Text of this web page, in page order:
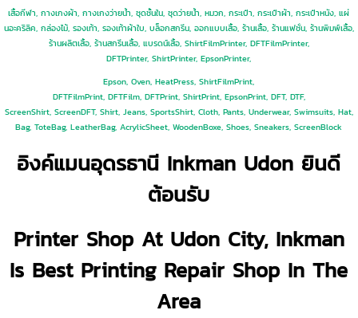
เสื้อกีฬา, กางเกงผ้า, กางเกงว่ายน้ำ, ชุดชั้นใน, ชุดว่ายน้ำ, หมวก, กระเป๋า, กระเป๋าผ้า, กระเป๋าหนัง, แผ่
นอะคริลิค, กล่องไม้, รองเท้า, รองเท้าผ้าใบ, บล็อกสกรีน, ออกแบบเสื้อ, ร้านเสื้อ, ร้านแฟชั่น, ร้านพิมพ์เสื้อ,
ร้านผลิตเสื้อ, ร้านสกรีนเสื้อ, แบรดน์เสื้อ, ShirtFilmPrinter, DFTFilmPrinter,
DFTPrinter, ShirtPrinter, EpsonPrinter,
Epson, Oven, HeatPress, ShirtFilmPrint,
DFTFilmPrint, DFTFilm, DFTPrint, ShirtPrint, EpsonPrint, DFT, DTF,
ScreenShirt, ScreenDFT, Shirt, Jeans, SportsShirt, Cloth, Pants, Underwear, Swimsuits, Hat,
Bag, ToteBag, LeatherBag, AcrylicSheet, WoodenBoxe, Shoes, Sneakers, ScreenBlock
อิงค์แมนอุดรธานี Inkman Udon ยินดี
ต้อนรับ
Printer Shop At Udon City, Inkman
Is Best Printing Repair Shop In The
Area